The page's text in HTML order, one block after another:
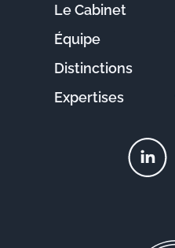
Le Cabinet
Équipe
Distinctions
Expertises